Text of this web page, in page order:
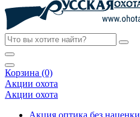
Корзина (0)
Акции охота
Акции охота
Акция оптика без наценки